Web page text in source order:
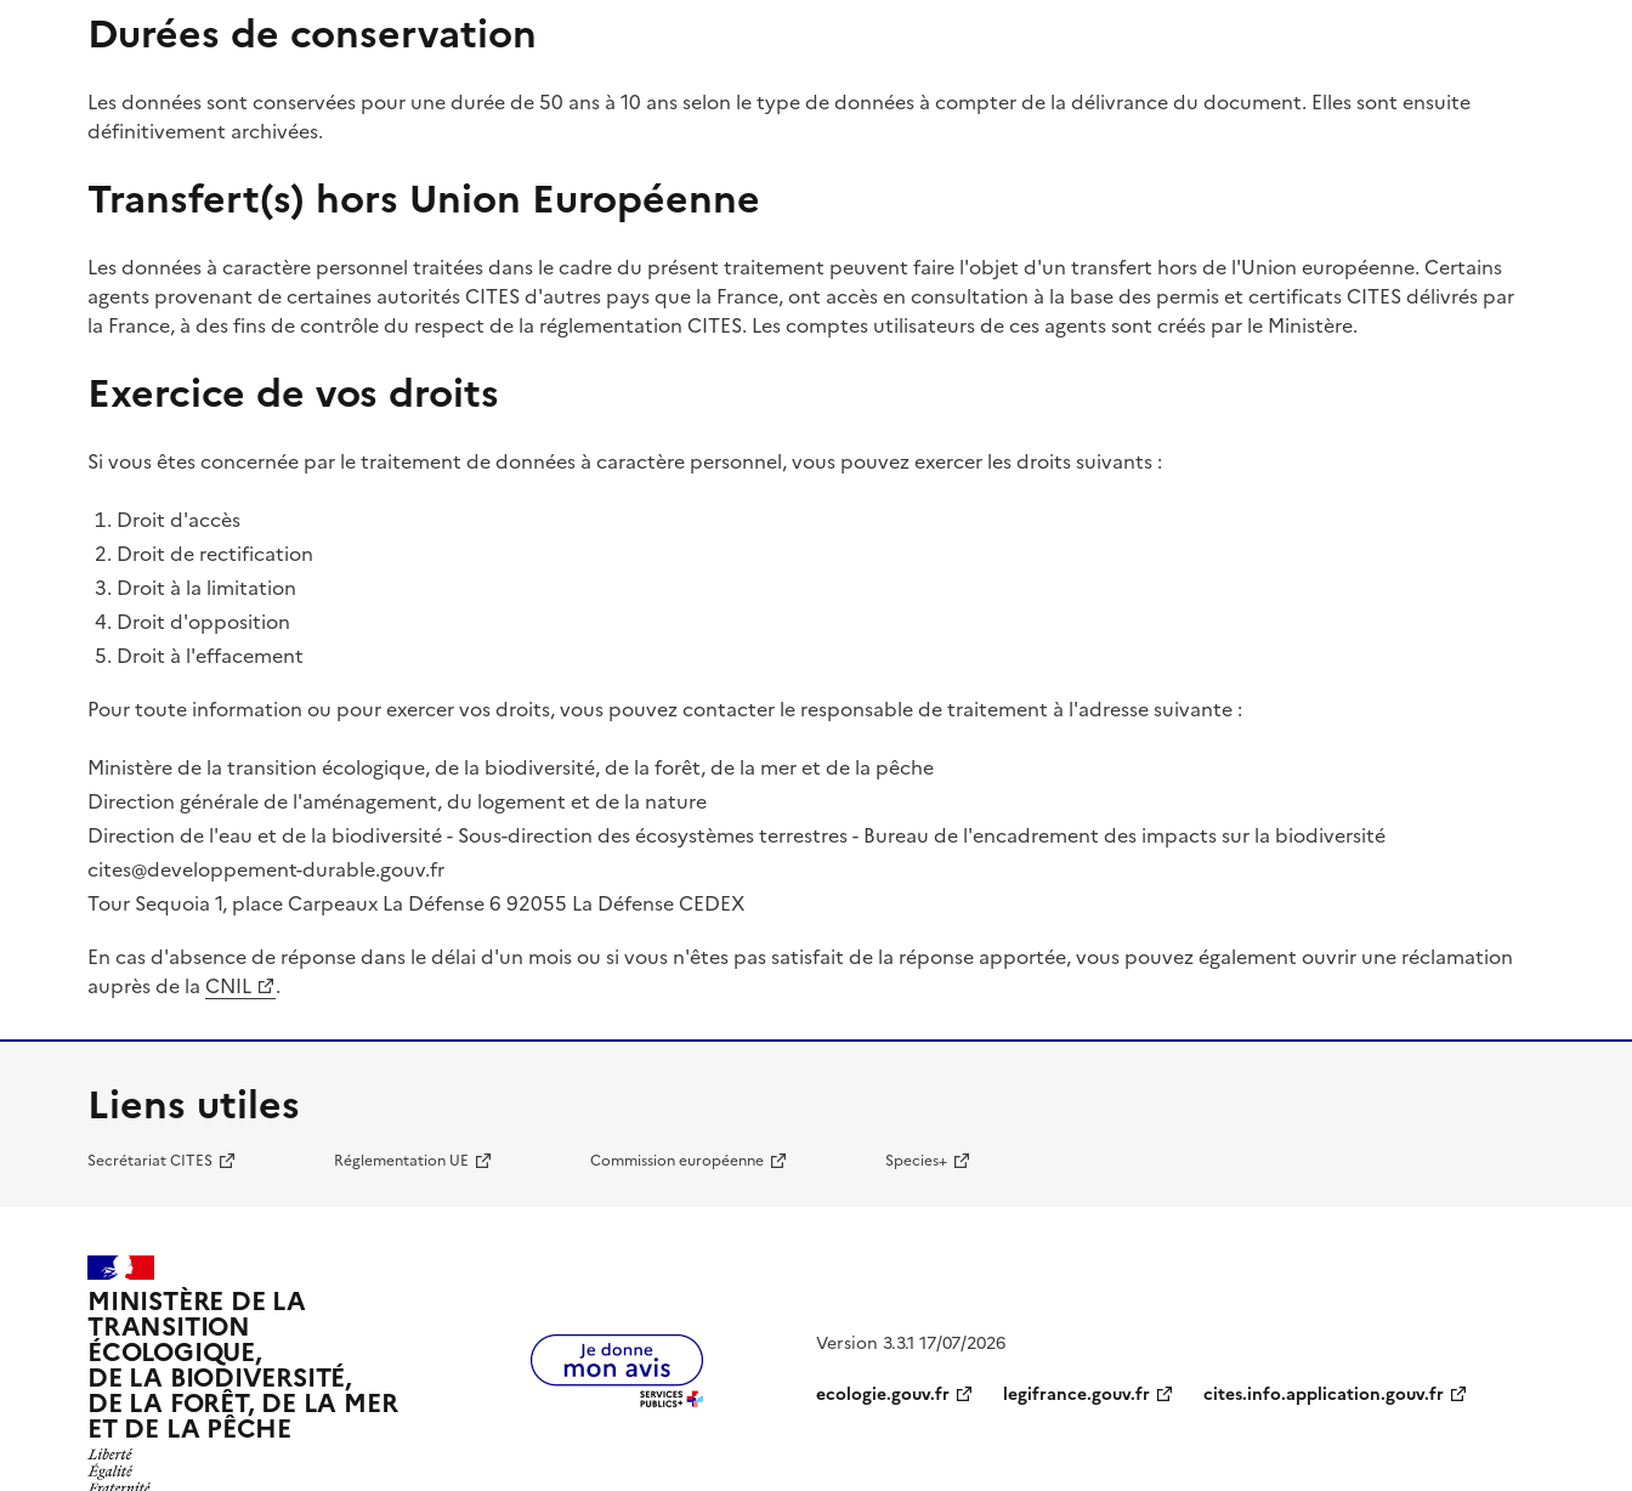
Durées de conservation
Les données sont conservées pour une durée de 50 ans à 10 ans selon le type de données à compter de la délivrance du document. Elles sont ensuite
définitivement archivées.
Transfert(s) hors Union Européenne
Les données à caractère personnel traitées dans le cadre du présent traitement peuvent faire l'objet d'un transfert hors de l'Union européenne. Certains
agents provenant de certaines autorités CITES d'autres pays que la France, ont accès en consultation à la base des permis et certificats CITES délivrés par
la France, à des fins de contrôle du respect de la réglementation CITES. Les comptes utilisateurs de ces agents sont créés par le Ministère.
Exercice de vos droits
Si vous êtes concernée par le traitement de données à caractère personnel, vous pouvez exercer les droits suivants :
Droit d'accès
Droit de rectification
Droit à la limitation
Droit d'opposition
Droit à l'effacement
Pour toute information ou pour exercer vos droits, vous pouvez contacter le responsable de traitement à l'adresse suivante :
Ministère de la transition écologique, de la biodiversité, de la forêt, de la mer et de la pêche
Direction générale de l'aménagement, du logement et de la nature
Direction de l'eau et de la biodiversité - Sous-direction des écosystèmes terrestres - Bureau de l'encadrement des impacts sur la biodiversité
cites@developpement-durable.gouv.fr
Tour Sequoia 1, place Carpeaux La Défense 6 92055 La Défense CEDEX
En cas d'absence de réponse dans le délai d'un mois ou si vous n'êtes pas satisfait de la réponse apportée, vous pouvez également ouvrir une réclamation
auprès de la CNIL .
Liens utiles
Secrétariat CITES Réglementation UE Commission européenne Species+
MINISTÈRE DE LA
TRANSITION
ÉCOLOGIQUE,
DE LA BIODIVERSITÉ,
DE LA FORÊT, DE LA MER
ET DE LA PÊCHE
Version 3.3.1 17/07/2026
ecologie.gouv.fr
legifrance.gouv.fr cites.info.application.gouv.fr